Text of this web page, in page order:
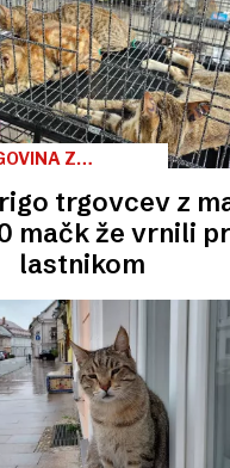
Z
trgovcev z
mačk že vrnili
lastnikom